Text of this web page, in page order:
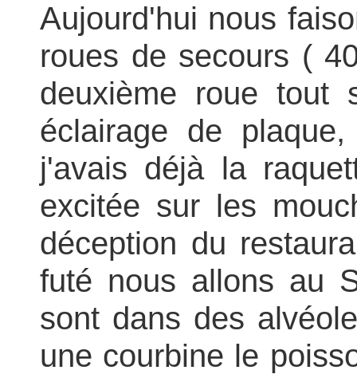
Aujourd'hui nous
roues de secours (
deuxième roue
éclairage de
j'avais déjà la
excitée sur les
déception du
futé nous allons au
sont dans des
une courbine le